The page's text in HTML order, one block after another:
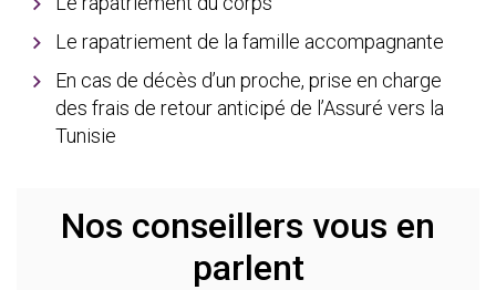
Le rapatriement de la famille accompagnante
En cas de décès d’un proche, prise en charge
des frais de retour anticipé de l’Assuré vers la
Tunisie
Nos conseillers vous en
parlent